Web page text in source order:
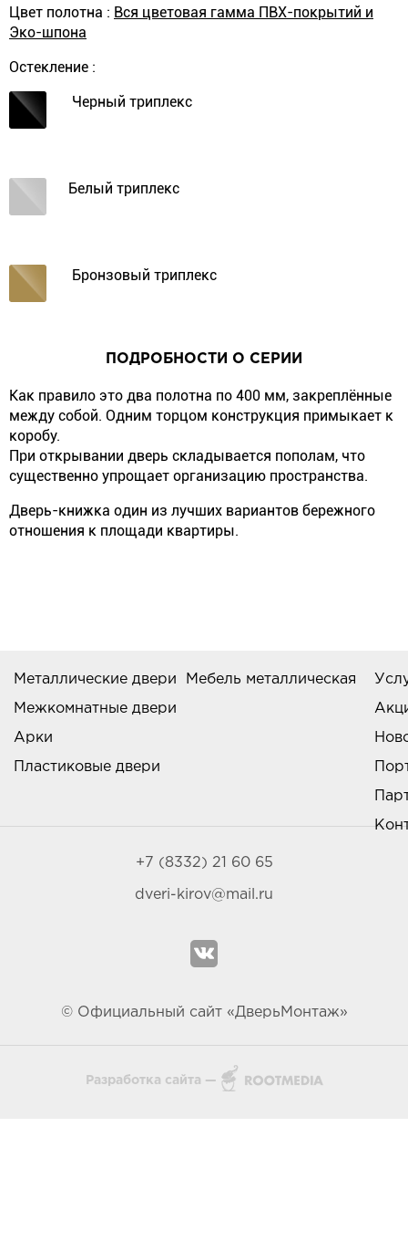
Цвет полотна : Вся цветовая гамма ПВХ-покрытий и
Эко-шпона
Остекление :
Черный триплекс
Белый триплекс
Бронзовый триплекс
ПОДРОБНОСТИ О СЕРИИ
Как правило это два полотна по 400 мм, закреплённые
между собой. Одним торцом конструкция примыкает к
коробу.
При открывании дверь складывается пополам, что
существенно упрощает организацию пространства.
Дверь-книжка один из лучших вариантов бережного
отношения к площади квартиры.
Металлические двери
Межкомнатные двери
Арки
Пластиковые двери
Мебель металлическая
+7 (8332) 21 60 65
dveri-kirov@mail.ru
© Официальный сайт «ДверьМонтаж»
Разработка сайта —